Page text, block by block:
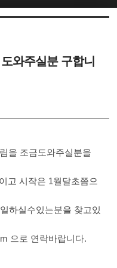
와주실분 구합니
을 조금도와주실분을
고 시작은 1월달초쯤으
하실수있는분을 찾고있
으로 연락바랍니다.
북5
북5